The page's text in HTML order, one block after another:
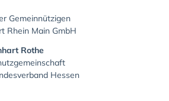
Gemeinnützigen
Rhein Main GmbH
Rothe
Hessen